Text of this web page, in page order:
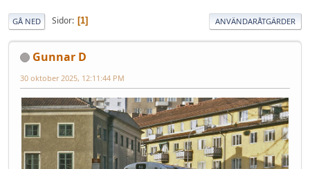
GÅ NED Sidor 1 ANVÄNDARÅTGÄRDER
Gunnar D
30 oktober 2025, 12:11:44 PM